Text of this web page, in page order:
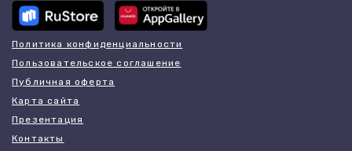
Политика конфиденциальности
Пользовательское соглашение
Публичная оферта
Карта сайта
Презентация
Контакты